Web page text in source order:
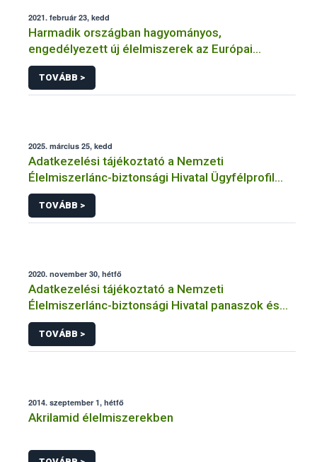
2021. február 23, kedd
Harmadik országban hagyományos,
engedélyezett új élelmiszerek az Európai
Unióban
TOVÁBB >
2025. március 25, kedd
Adatkezelési tájékoztató a Nemzeti
Élelmiszerlánc-biztonsági Hivatal Ügyfélprofil
Rendszerben kistermelői tevékenység
témakörben intézhető közhatalmi eljárásaihoz
kapcsolódó adatkezeléséhez
TOVÁBB >
2020. november 30, hétfő
Adatkezelési tájékoztató a Nemzeti
Élelmiszerlánc-biztonsági Hivatal panaszok és
közérdekű bejelentések kezeléséhez
kapcsolódó adatkezeléséhez
TOVÁBB >
2014. szeptember 1, hétfő
Akrilamid élelmiszerekben